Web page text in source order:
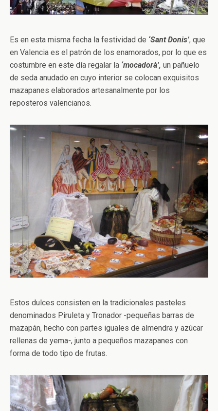
Es en esta misma fecha la festividad de ‘Sant Donis’, que
en Valencia es el patrón de los enamorados, por lo que es
costumbre en este día regalar la ‘mocadorà’, un pañuelo
de seda anudado en cuyo interior se colocan exquisitos
mazapanes elaborados artesanalmente por los
reposteros valencianos.
Estos dulces consisten en la tradicionales pasteles
denominados Piruleta y Tronador -pequeñas barras de
mazapán, hecho con partes iguales de almendra y azúcar
rellenas de yema-, junto a pequeños mazapanes con
forma de todo tipo de frutas.